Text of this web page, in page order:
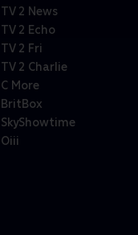
TV 2 News
TV 2 Echo
TV 2 Fri
TV 2 Charlie
C More
BritBox
SkyShowtime
Oiii